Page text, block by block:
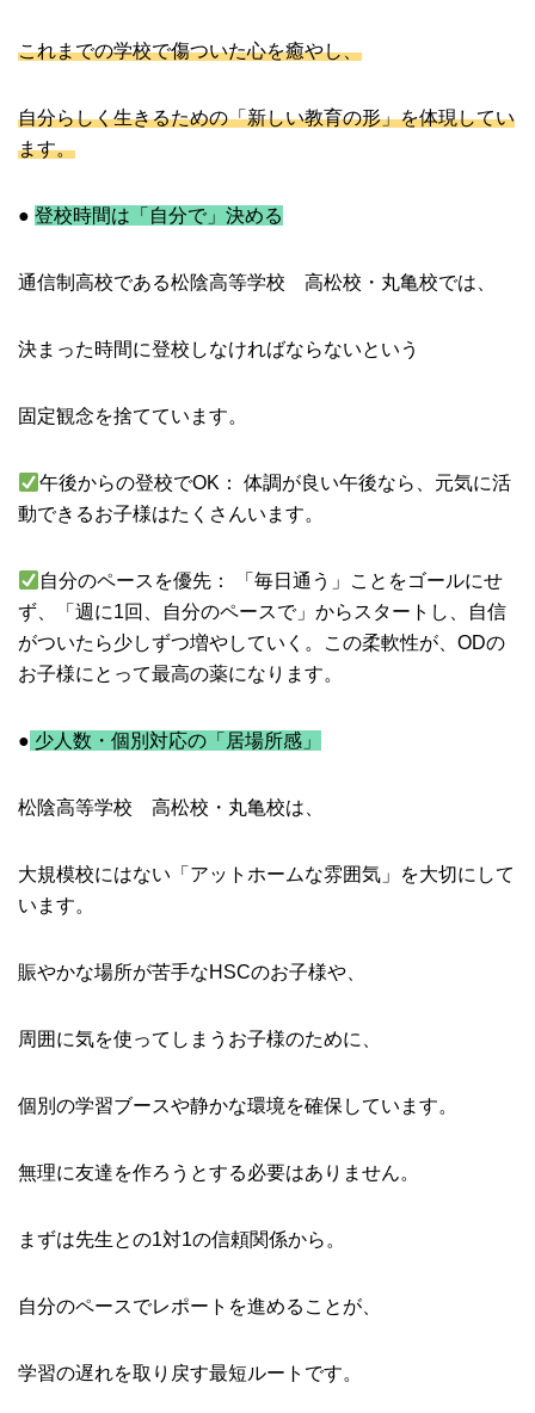
これまでの学校で傷ついた心を癒やし、
自分らしく生きるための「新しい教育の形」を体現してい
ます。
● 登校時間は「自分で」決める
通信制高校である松陰高等学校 高松校・丸亀校では、
決まった時間に登校しなければならないという
固定観念を捨てています。
午後からの登校でOK： 体調が良い午後なら、元気に活
動できるお子様はたくさんいます。
自分のペースを優先： 「毎日通う」ことをゴールにせ
ず、「週に1回、自分のペースで」からスタートし、自信
がついたら少しずつ増やしていく。この柔軟性が、ODの
お子様にとって最高の薬になります。
● 少人数・個別対応の「居場所感」
松陰高等学校 高松校・丸亀校は、
大規模校にはない「アットホームな雰囲気」を大切にして
います。
賑やかな場所が苦手なHSCのお子様や、
周囲に気を使ってしまうお子様のために、
個別の学習ブースや静かな環境を確保しています。
無理に友達を作ろうとする必要はありません。
まずは先生との1対1の信頼関係から。
自分のペースでレポートを進めることが、
学習の遅れを取り戻す最短ルートです。